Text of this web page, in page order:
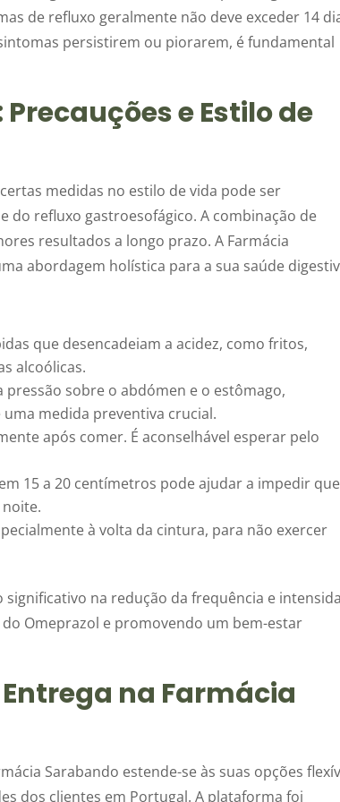
de refluxo geralmente não deve exceder 14
persistirem ou piorarem, é fundamental
e Estilo de
medidas no estilo de vida pode ser
do refluxo gastroesofágico. A combinação de
resultados a longo prazo. A Farmácia
abordagem holística para a sua saúde
que desencadeiam a acidez, como fritos,
alcoólicas.
pressão sobre o abdómen e o estômago,
medida preventiva crucial.
após comer. É aconselhável esperar pelo
15 a 20 centímetros pode ajudar a impedir
à volta da cintura, para não exercer
na redução da frequência e
Omeprazol e promovendo um bem-estar
na Farmácia
Sarabando estende-se às suas opções
dos clientes em Portugal. A plataforma foi